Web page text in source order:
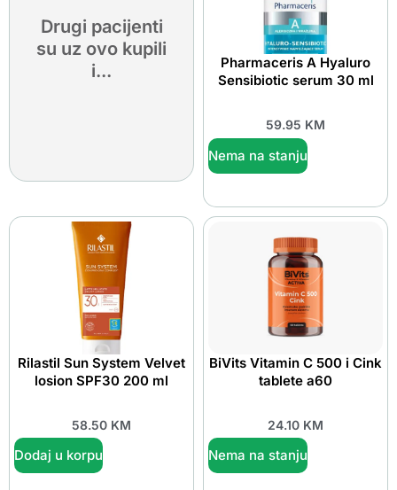
Drugi pacijenti
su uz ovo kupili
i...
Pharmaceris A Hyaluro
Sensibiotic serum 30 ml
59.95 KM
Nema na stanju
Rilastil Sun System Velvet
losion SPF30 200 ml
58.50 KM
Dodaj u korpu
BiVits Vitamin C 500 i Cink
tablete a60
24.10 KM
Nema na stanju